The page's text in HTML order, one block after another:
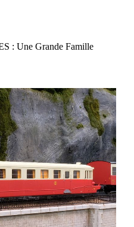
: Une Grande Famille